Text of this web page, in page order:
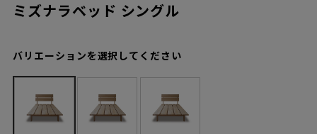
ミズナラベッド シングル
バリエーションを選択してください